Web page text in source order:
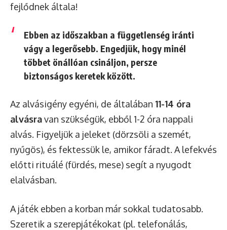
fejlődnek általa!
Ebben az időszakban a függetlenség iránti
vágy a legerősebb. Engedjük, hogy minél
többet önállóan csináljon, persze
biztonságos keretek között.
Az alvásigény egyéni, de általában 11-14 óra
alvásravan szükségük, ebből 1-2 óra nappali
alvás. Figyeljük a jeleket (dörzsöli a szemét,
nyűgös), és fektessük le, amikor fáradt. A lefekvés
előtti rituálé (fürdés, mese) segít a nyugodt
elalvásban.
A játék ebben a korban már sokkal tudatosabb.
Szeretik a szerepjátékokat (pl. telefonálás,